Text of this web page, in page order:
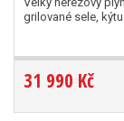
grilované sele,
31 990 Kč